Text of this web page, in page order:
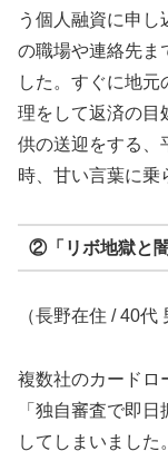
う個人融資に申
の職場や連絡先ま
した。すぐに地
理をして返済の目
供の送迎をする、
時、甘い言葉に乗
②「リボ地獄と
（長野在住 / 40代
複数社のカードロ
「独自審査で即
してしまいました